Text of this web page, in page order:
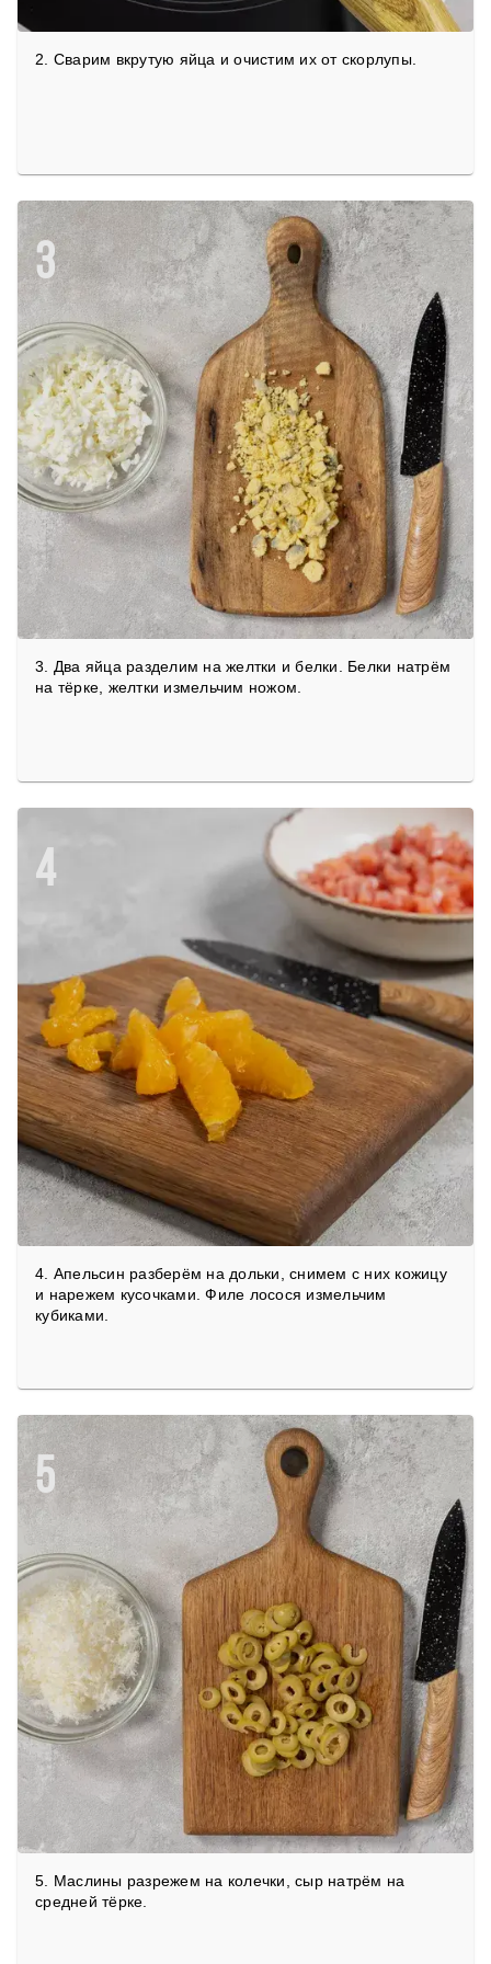
2. Сварим вкрутую яйца и очистим их от скорлупы.
3
3. Два яйца разделим на желтки и белки. Белки натрём
на тёрке, желтки измельчим ножом.
4
4. Апельсин разберём на дольки, снимем с них кожицу
и нарежем кусочками. Филе лосося измельчим
кубиками.
5
5. Маслины разрежем на колечки, сыр натрём на
средней тёрке.